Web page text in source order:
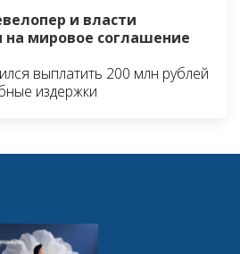
и власти
мировое соглашение
выплатить 200 млн рублей
издержки